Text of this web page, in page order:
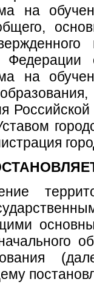
на
на